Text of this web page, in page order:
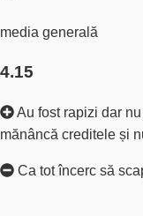
media generală
4.15
Au fost rapizi dar
mănâncă creditele și
Ca tot încerc să